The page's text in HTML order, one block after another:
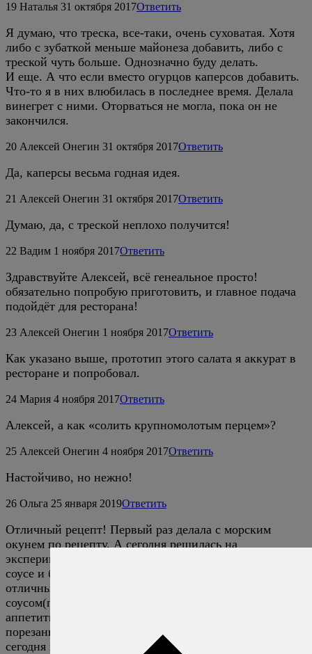
19 Наталья 31 октября 2017Ответить
Я думаю, что треска, все-таки, очень суховатая. Хотя
либо с зубаткой меньше майонеза добавить, либо с
треской чуть больше. Однозначно буду делать.
И еще. А что если вместо огурцов каперсов добавить.
Что-то я в них влюбилась в последнее время. Делала
винегрет с ними. Оторваться не могла, пока он не
закончился.
20 Алексей Онегин 31 октября 2017Ответить
Да, каперсы весьма годная идея.
21 Алексей Онегин 31 октября 2017Ответить
Думаю, да, с треской неплохо получится!
22 Вадим 1 ноября 2017Ответить
Здравствуйте Алексей, всё генеальное просто!
обязательно попробую приготовить, и главное подача
подойдёт для ресторана!
23 Алексей Онегин 1 ноября 2017Ответить
Как указано выше, прототип этого салата я аккурат в
ресторане и попробовал.
24 Мария 4 ноября 2017Ответить
Алексей, а как «солить крупномолотым перцем»?
25 Алексей Онегин 4 ноября 2017Ответить
Настойчиво, но нежно!
26 Ольга 25 января 2019Ответить
Отличный рецепт! Первый раз делала с морским
окунем по рецепту. А сегодня решилась на
эксперимент на тему. Минтай мариновала в соевом
соусе и бальзамическом уксусе, приварила. Заправила
отличным греческим оливковым маслом с острым
соусом(перец+чеснок+кинза). И очень мне показалась
аппетитной редиска на презентации. Добавила,
порезанную слайсами. Вместо укропа-сельдерей (такое
сегодня настроение). Прекрасно!